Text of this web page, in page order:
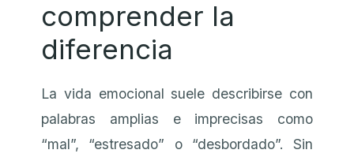
comprender la
diferencia
La vida emocional suele describirse con
palabras amplias e imprecisas como
“mal”, “estresado” o “desbordado”. Sin